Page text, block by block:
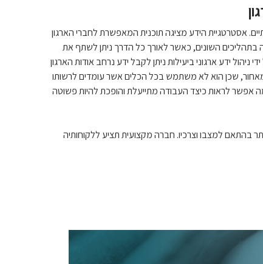
אסטרטגיית הידע מציגה תוכנית המאפשרת לחברי הארגון
בתהליכים השונים, כאשר לאורך כל הדרך ניתן לשתף את
ידע ארגוני ביעילות ניתן לקבל ידע נרחב אודות הארגון
מאחור, שכן הוא לא משתמש בכל הכלים אשר עומדים לרשותו
אפשר לראות כיצד העבודה מתייעלת והופכת להיות פשוטה
בהתאם למצבו וצרכיו. חברה מקצועית תציע ללקוחותיה